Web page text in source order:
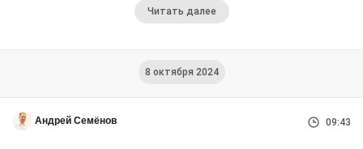
Читать далее
8 октября 2024
Андрей Семёнов 09:43